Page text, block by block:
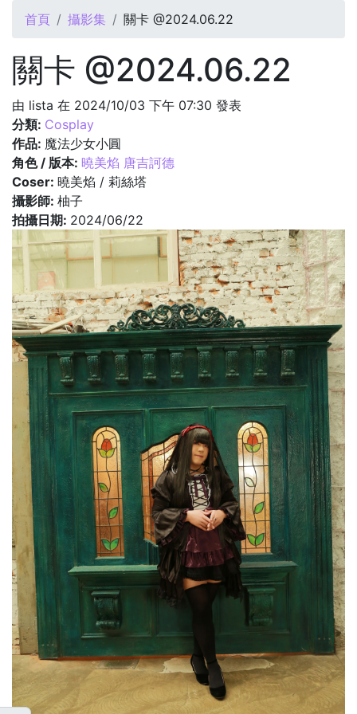
您在這裡
首頁 攝影集 關卡 @2024.06.22
關卡 @2024.06.22
由 lista 在 2024/10/03 下午 07:30 發表
分類: Cosplay
作品: 魔法少女小圓
角色 / 版本: 曉美焰 唐吉訶德
Coser: 曉美焰 / 莉絲塔
攝影師: 柚子
拍攝日期: 2024/06/22